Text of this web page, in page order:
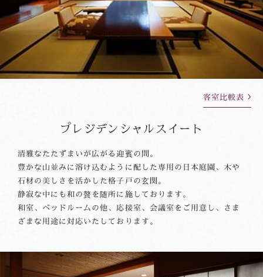
客室比較表
プレジデンシャルスイート
清雅なたたずまいが広がる迎賓の間。
豊かな山並みに溶け込むように配した専用の日本庭園、木や
石材の美しさを活かした格子戸の玄関。
静寂な中にも和の贅を随所に施しております。
和室、ベッドルームの他、応接室、会議室をご用意し、さま
ざまな用途に対応いたしております。